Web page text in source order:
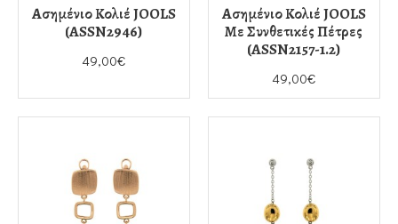
Ασημένιο Κολιέ JOOLS
(ASSN2946)
49,00€
Ασημένιο Κολιέ JOOLS
Με Συνθετικές Πέτρες
(ASSN2157-1.2)
49,00€